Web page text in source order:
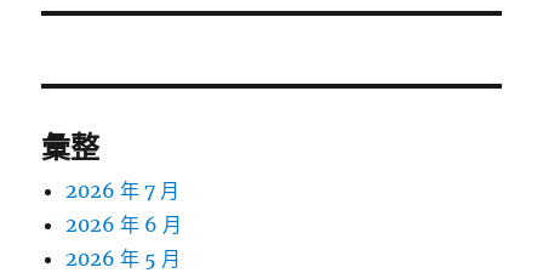
文
彙整
2026 年 7 月
2026 年 6 月
2026 年 5 月